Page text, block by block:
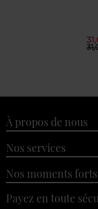
À propos de nous
Nos services
Nos moments forts
Payez en toute